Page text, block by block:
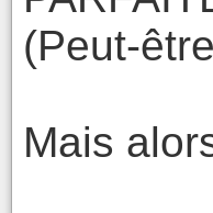
(Peut-
Mais